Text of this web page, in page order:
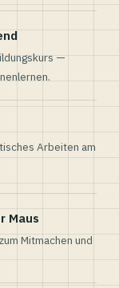
—
Arbeiten am
Maus
Mitmachen und